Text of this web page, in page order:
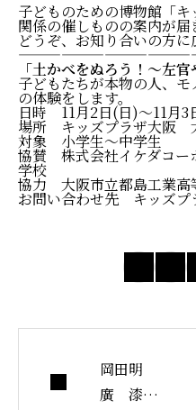
子どものための博物館「
関係の催しものの案内が届
どうぞ、お知り合いの方に
「土かべをぬろう！～左
子どもたちが本物の人、
の体験をします。
日時 11月2日(日)～11月3
場所 キッズプラザ大阪
対象 小学生～中学生
協賛 株式会社イケダコー
学校
協力 大阪市立都島工業高
お問い合わせ先 キッズ
岡田明
廣 漆喰